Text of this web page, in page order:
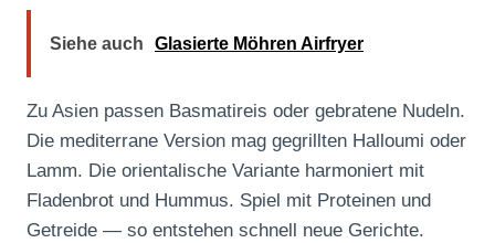
Siehe auch Glasierte Möhren Airfryer
Zu Asien passen Basmatireis oder gebratene Nudeln.
Die mediterrane Version mag gegrillten Halloumi oder
Lamm. Die orientalische Variante harmoniert mit
Fladenbrot und Hummus. Spiel mit Proteinen und
Getreide — so entstehen schnell neue Gerichte.